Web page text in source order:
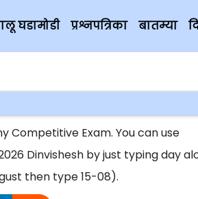
घडामोडी प्रश्नपत्रिका बातम्या
Competitive Exam. You can use
Dinvishesh by just typing day
then type 15-08).